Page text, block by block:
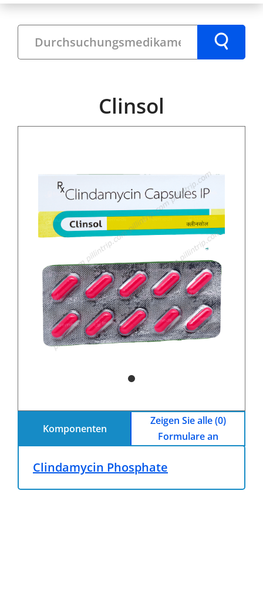
Clinsol
Komponenten
Zeigen Sie alle (0)
Formulare an
Clindamycin Phosphate